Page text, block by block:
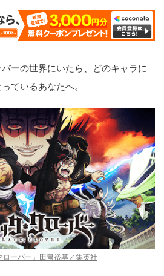
バーの世界にいたら、どのキャラに
ているあなたへ。
ローバー』田畠裕基／集英社